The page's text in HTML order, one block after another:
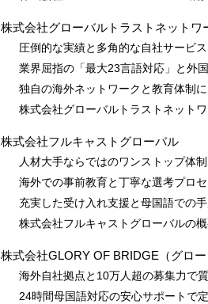
株式会社グローバルトラストネットワ
圧倒的な実績と多角的な自社サービ
業界屈指の「最大23言語対応」と外
独自の海外ネットワークと教育体制
株式会社グローバルトラストネット
株式会社フルキャストグローバル
人材大手ならではのワンストップ体制
海外での事前教育と丁寧な選考プロ
充実した受け入れ支援と母国語での
株式会社フルキャストグローバルの
株式会社GLORY OF BRIDGE（グロー
海外自社拠点と10万人超の募集力で
24時間母国語対応の安心サポートで